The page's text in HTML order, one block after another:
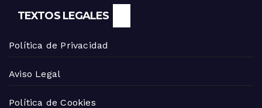
TEXTOS LEGALES
Política de Privacidad
Aviso Legal
Política de Cookies